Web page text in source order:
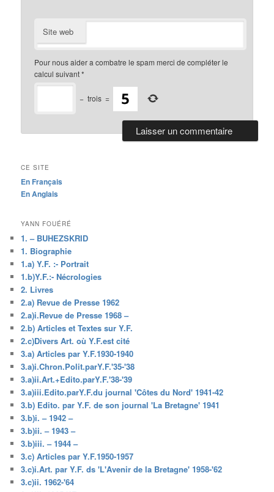
Site web
Pour nous aider a combatre le spam merci de compléter le
calcul suivant*
− trois =
CE SITE
En Français
En Anglais
YANN FOUÉRÉ
1. – BUHEZSKRID
1. Biographie
1.a) Y.F. :- Portrait
1.b)Y.F.:- Nécrologies
2. Livres
2.a) Revue de Presse 1962
2.a)i.Revue de Presse 1968 –
2.b) Articles et Textes sur Y.F.
2.c)Divers Art. où Y.F.est cité
3.a) Articles par Y.F.1930-1940
3.a)i.Chron.Polit.parY.F.'35-'38
3.a)ii.Art.+Edito.parY.F.'38-'39
3.a)iii.Edito.parY.F.du journal 'Côtes du Nord' 1941-42
3.b) Edito. par Y.F. de son journal 'La Bretagne' 1941
3.b)i. – 1942 –
3.b)ii. – 1943 –
3.b)iii. – 1944 –
3.c) Articles par Y.F.1950-1957
3.c)i.Art. par Y.F. ds 'L'Avenir de la Bretagne' 1958-'62
3.c)ii. 1962-'64